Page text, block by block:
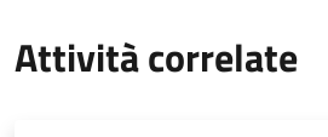
Attività correlate